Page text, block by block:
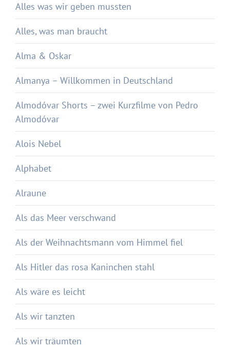
Alles was wir geben mussten
Alles, was man braucht
Alma & Oskar
Almanya – Willkommen in Deutschland
Almodóvar Shorts – zwei Kurzfilme von Pedro
Almodóvar
Alois Nebel
Alphabet
Alraune
Als das Meer verschwand
Als der Weihnachtsmann vom Himmel fiel
Als Hitler das rosa Kaninchen stahl
Als wäre es leicht
Als wir tanzten
Als wir träumten